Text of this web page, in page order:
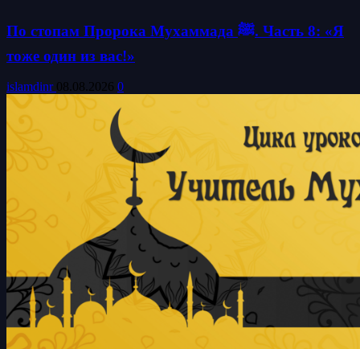
По стопам Пророка Мухаммада ﷺ. Часть 8: «Я
тоже один из вас!»
islamdinr 08.08.2026 0